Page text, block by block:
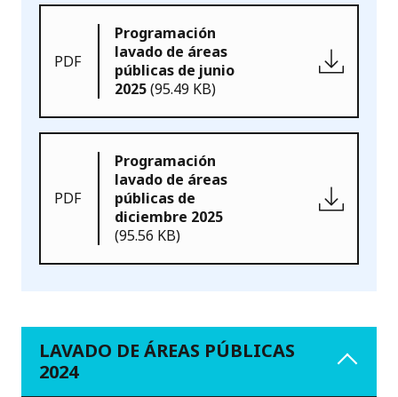
PDF
Programación
lavado de áreas
públicas de junio
2025(95.49 KB)
PDF
Programación
lavado de áreas
públicas de
diciembre 2025
(95.56 KB)
LAVADO DE ÁREAS PÚBLICAS
2024